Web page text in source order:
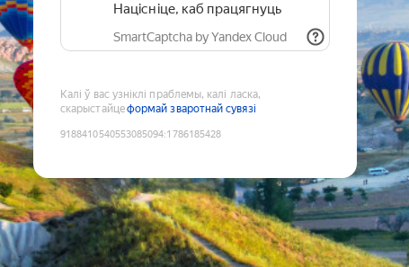
Націсніце, каб працягнуць
SmartCaptcha by Yandex Cloud
Калі ў вас узніклі праблемы, калі ласка,
скарыстайцеформай зваротнай сувязі
9188410540553085094:1786185428